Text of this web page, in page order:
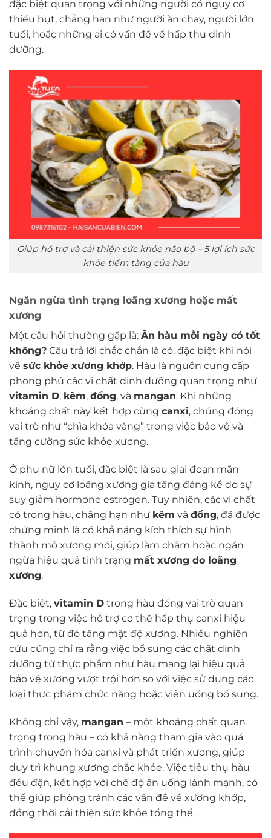
đặc biệt quan trọng với những người có nguy cơ
thiếu hụt, chẳng hạn như người ăn chay, người lớn
tuổi, hoặc những ai có vấn đề về hấp thụ dinh
dưỡng.
Giúp hỗ trợ và cải thiện sức khỏe não bộ – 5 lợi ích sức
khỏe tiềm tàng của hàu
Ngăn ngừa tình trạng loãng xương hoặc mất
xương
Một câu hỏi thường gặp là: Ăn hàu mỗi ngày có tốt
không? Câu trả lời chắc chắn là có, đặc biệt khi nói
về sức khỏe xương khớp. Hàu là nguồn cung cấp
phong phú các vi chất dinh dưỡng quan trọng như
vitamin D, kẽm, đồng, và mangan. Khi những
khoáng chất này kết hợp cùng canxi, chúng đóng
vai trò như “chìa khóa vàng” trong việc bảo vệ và
tăng cường sức khỏe xương.
Ở phụ nữ lớn tuổi, đặc biệt là sau giai đoạn mãn
kinh, nguy cơ loãng xương gia tăng đáng kể do sự
suy giảm hormone estrogen. Tuy nhiên, các vi chất
có trong hàu, chẳng hạn như kẽm và đồng, đã được
chứng minh là có khả năng kích thích sự hình
thành mô xương mới, giúp làm chậm hoặc ngăn
ngừa hiệu quả tình trạng mất xương do loãng
xương.
Đặc biệt, vitamin D trong hàu đóng vai trò quan
trọng trong việc hỗ trợ cơ thể hấp thụ canxi hiệu
quả hơn, từ đó tăng mật độ xương. Nhiều nghiên
cứu cũng chỉ ra rằng việc bổ sung các chất dinh
dưỡng từ thực phẩm như hàu mang lại hiệu quả
bảo vệ xương vượt trội hơn so với việc sử dụng các
loại thực phẩm chức năng hoặc viên uống bổ sung.
Không chỉ vậy, mangan – một khoáng chất quan
trọng trong hàu – có khả năng tham gia vào quá
trình chuyển hóa canxi và phát triển xương, giúp
duy trì khung xương chắc khỏe. Việc tiêu thụ hàu
đều đặn, kết hợp với chế độ ăn uống lành mạnh, có
thể giúp phòng tránh các vấn đề về xương khớp,
đồng thời cải thiện sức khỏe tổng thể.